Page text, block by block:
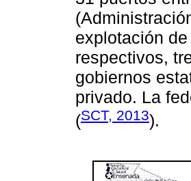
explotación
respectivos,
gobiernos
privado. La
(SCT, 2013).